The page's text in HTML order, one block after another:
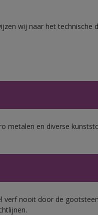
wij naar het technische
metalen en diverse
verf nooit door de